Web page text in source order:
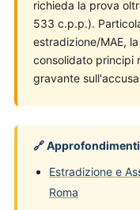
richieda la prova
533 c.p.p.).
estradizione/MAE,
consolidato principi
gravante
🔗
Estradizione e
Roma